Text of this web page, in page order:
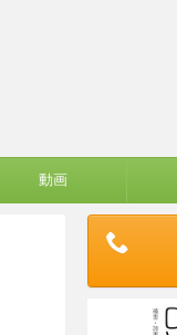
動画